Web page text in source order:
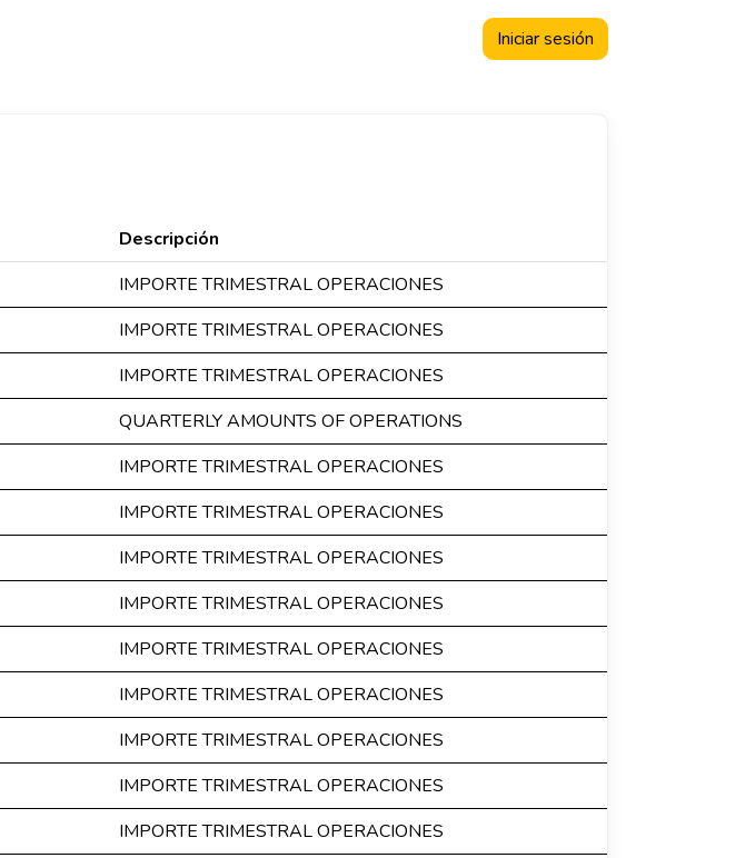
Iniciar sesión
Descripción
IMPORTE TRIMESTRAL OPERACIONES
IMPORTE TRIMESTRAL OPERACIONES
IMPORTE TRIMESTRAL OPERACIONES
QUARTERLY AMOUNTS OF OPERATIONS
IMPORTE TRIMESTRAL OPERACIONES
IMPORTE TRIMESTRAL OPERACIONES
IMPORTE TRIMESTRAL OPERACIONES
IMPORTE TRIMESTRAL OPERACIONES
IMPORTE TRIMESTRAL OPERACIONES
IMPORTE TRIMESTRAL OPERACIONES
IMPORTE TRIMESTRAL OPERACIONES
IMPORTE TRIMESTRAL OPERACIONES
IMPORTE TRIMESTRAL OPERACIONES